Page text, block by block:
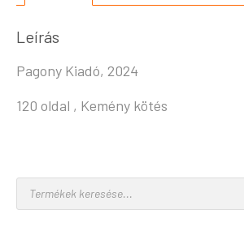
Leírás
Pagony Kiadó, 2024
120 oldal , Kemény kötés